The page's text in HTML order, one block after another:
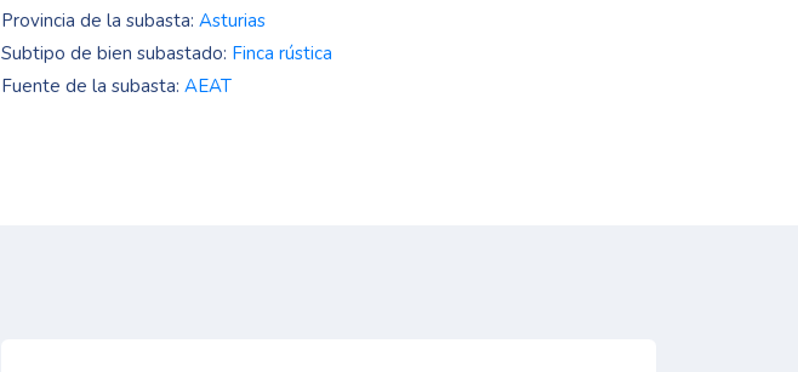
Provincia de la subasta: Asturias
Subtipo de bien subastado: Finca rústica
Fuente de la subasta: AEAT